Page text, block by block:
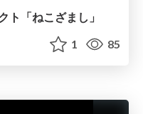
ト「ねこざまし」
1 85